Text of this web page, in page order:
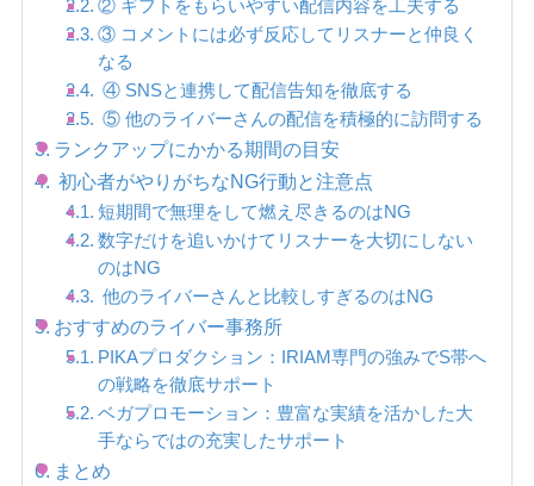
② ギフトをもらいやすい配信内容を工夫する
③ コメントには必ず反応してリスナーと仲良く
なる
④ SNSと連携して配信告知を徹底する
⑤ 他のライバーさんの配信を積極的に訪問する
ランクアップにかかる期間の目安
初心者がやりがちなNG行動と注意点
短期間で無理をして燃え尽きるのはNG
数字だけを追いかけてリスナーを大切にしない
のはNG
他のライバーさんと比較しすぎるのはNG
おすすめのライバー事務所
PIKAプロダクション：IRIAM専門の強みでS帯へ
の戦略を徹底サポート
ベガプロモーション：豊富な実績を活かした大
手ならではの充実したサポート
まとめ